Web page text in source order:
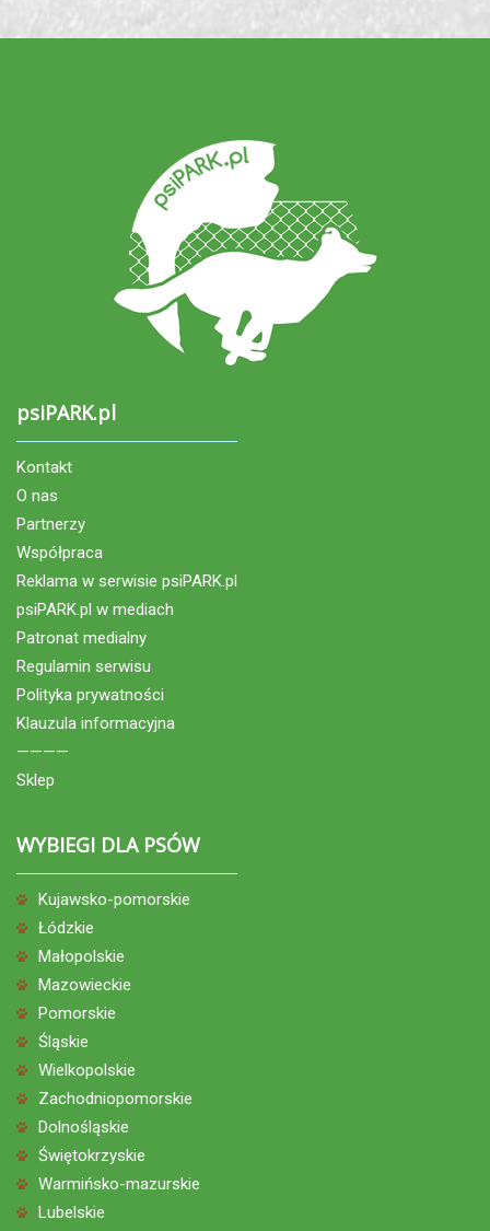
psiPARK.pl
Kontakt
O nas
Partnerzy
Współpraca
Reklama w serwisie psiPARK.pl
psiPARK.pl w mediach
Patronat medialny
Regulamin serwisu
Polityka prywatności
Klauzula informacyjna
————
Sklep
WYBIEGI DLA PSÓW
Kujawsko-pomorskie
Łódzkie
Małopolskie
Mazowieckie
Pomorskie
Śląskie
Wielkopolskie
Zachodniopomorskie
Dolnośląskie
Świętokrzyskie
Warmińsko-mazurskie
Lubelskie